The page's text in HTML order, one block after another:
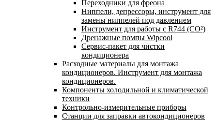
Переходники для фреона
Ниппели, депрессоры, инструмент для
замены ниппелей под давлением
Инструмент для работы с R744 (CO²)
Дренажные помпы Wipcool
Сервис-пакет для чистки
кондиционера
Расходные материалы для монтажа
кондиционеров. Инструмент для монтажа
кондиционеров.
Компоненты холодильной и климатической
техники
Контрольно-измерительные приборы
Станции для заправки автокондиционеров